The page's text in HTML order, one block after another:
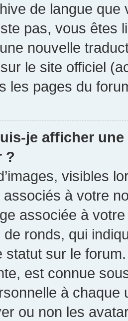
de langue
pas, vous êtes
nouvelle
le site officiel
les pages du
je afficher
?
visibles
à votre
associée à
ronds, qui
statut sur le
est connue
à chaque
ou non les